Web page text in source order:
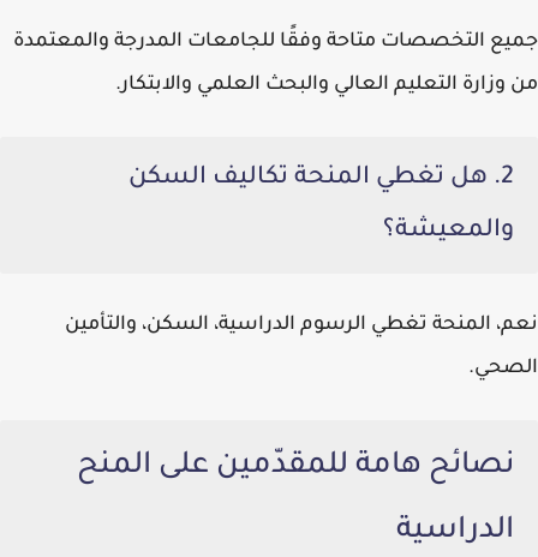
جميع التخصصات متاحة وفقًا للجامعات المدرجة والمعتمدة
من وزارة التعليم العالي والبحث العلمي والابتكار.
2. هل تغطي المنحة تكاليف السكن
والمعيشة؟
نعم، المنحة تغطي الرسوم الدراسية، السكن، والتأمين
الصحي.
نصائح هامة للمقدّمين على المنح
الدراسية